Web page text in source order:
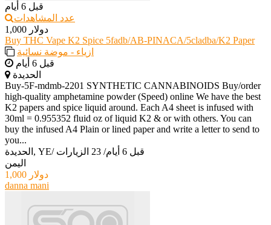
قبل 6 أيام
عدد المشاهدات
1,000 دولار
Buy THC Vape K2 Spice 5fadb/AB-PINACA/5cladba/K2 Paper
ازياء - موضة نسائية
قبل 6 أيام
الحديدة
Buy-5F-mdmb-2201 SYNTHETIC CANNABINOIDS Buy/order
high-quality amphetamine powder (Speed) online We have the best
K2 papers and spice liquid around. Each A4 sheet is infused with
30ml = 0.955352 fluid oz of liquid K2 & or with others. You can
buy the infused A4 Plain or lined paper and write a letter to send to
you...
الحديدة, YE/ قبل 6 أيام / 23 الزيارات
اليمن
1,000 دولار
danna mani